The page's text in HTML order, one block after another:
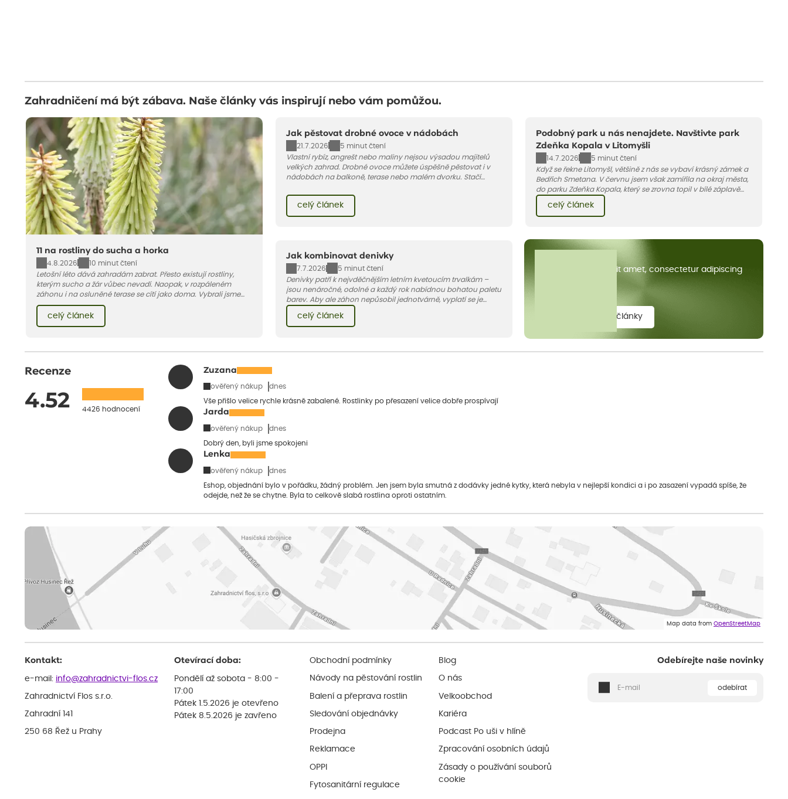
Zahradničení má být zábava. Naše články vás inspirují nebo vám pomůžou.
11 na rostliny do sucha a horka
4.8.2026
10 minut čtení
Letošní léto dává zahradám zabrat. Přesto existují rostliny,
kterým sucho a žár vůbec nevadí. Naopak, v rozpáleném
záhonu i na osluněné terase se cítí jako doma. Vybrali jsme
pro vás 11 tipů na odolné druhy, které zvládnou horké a suché
léto bez pravidelné zálivky. Pojďme se podívat, které to jsou.
celý článek
Jak pěstovat drobné ovoce v nádobách
21.7.2026
5 minut čtení
Vlastní rybíz, angrešt nebo maliny nejsou výsadou majitelů
velkých zahrad. Drobné ovoce můžete úspěšně pěstovat i v
nádobách na balkoně, terase nebo malém dvorku. Stačí
pár základních pravidel. V tomto článku vám poradíme, jak na
celý článek
Podobný park u nás nenajdete. Navštivte park
Zdeňka Kopala v Litomyšli
14.7.2026
5 minut čtení
Když se řekne Litomyšl, většině z nás se vybaví krásný zámek a
Bedřich Smetana. V červnu jsem však zamířila na okraj města,
do parku Zdeňka Kopala, který se zrovna topil v bílé záplavě
kvetoucích kopretin. Fotky řeknou víc než slova, přidávám k
nim pár řádků o tom, jak tento jedinečný kus krajiny vznikl.
celý článek
Jak kombinovat denivky
7.7.2026
5 minut čtení
Denivky patří k nejvděčnějším letním kvetoucím trvalkám –
jsou nenáročné, odolné a každý rok nabídnou bohatou paletu
barev. Aby ale záhon nepůsobil jednotvárně, vyplatí se je
jakými trvalkami a travinami denivky nejlépe ladí.
celý článek
Lorem ipsum dolor sit amet, consectetur adipiscing
zobrazit všechny články
Recenze
4.52 4426 hodnocení
Zuzana
ověřený nákup dnes
Vše přišlo velice rychle krásně zabalené. Rostlinky po přesazení velice dobře prospívají
Jarda
ověřený nákup dnes
Dobrý den, byli jsme spokojeni
Lenka
ověřený nákup dnes
Eshop, objednání bylo v pořádku, žádný problém. Jen jsem byla smutná z dodávky jedné kytky, která nebyla v nejlepší kondici a i po zasazení vypadá spíše, že
odejde, než že se chytne. Byla to celkově slabá rostlina oproti ostatním.
Map data from OpenStreetMap
Kontakt:
e-mail: info@zahradnictvi-flos.cz
Zahradnictví Flos s.r.o.
Zahradní 141
250 68 Řež u Prahy
Otevírací doba:
Pondělí až sobota - 8:00 -
17:00
Pátek 1.5.2026 je otevřeno
Pátek 8.5.2026 je zavřeno
Obchodní podmínky
Návody na pěstování rostlin
Balení a přeprava rostlin
Sledování objednávky
Prodejna
Reklamace
OPPI
Fytosanitární regulace
Blog
O nás
Velkoobchod
Kariéra
Podcast Po uši v hlíně
Zpracování osobních údajů
Zásady o používání souborů
cookie
Odebírejte naše novinky
odebírat